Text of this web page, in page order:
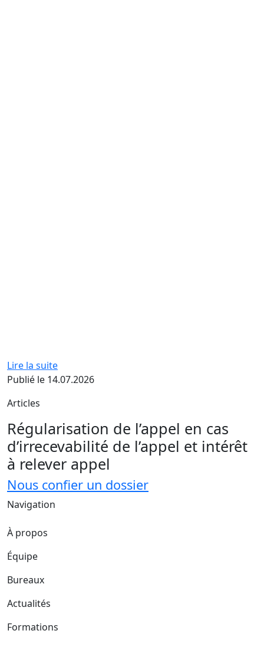
Lire la suite
Publié le 14.07.2026
Articles
Régularisation de l’appel en cas
d’irrecevabilité de l’appel et intérêt
à relever appel
Nous confier un dossier
Navigation
À propos
Équipe
Bureaux
Actualités
Formations